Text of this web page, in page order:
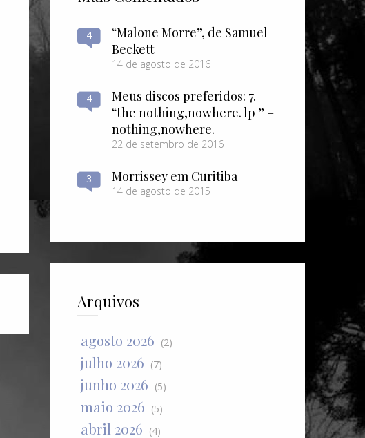
4
“Malone Morre”, de Samuel
Beckett
14 de agosto de 2016
4
Meus discos preferidos: 7.
“the nothing​,​nowhere. lp ” –
nothing​,​nowhere.
22 de setembro de 2016
3 Morrissey em Curitiba
14 de agosto de 2015
Arquivos
agosto 2026 (2)
julho 2026 (7)
junho 2026 (5)
maio 2026 (5)
abril 2026 (4)